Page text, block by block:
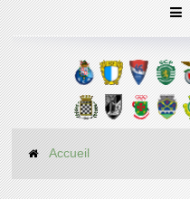
Accueil